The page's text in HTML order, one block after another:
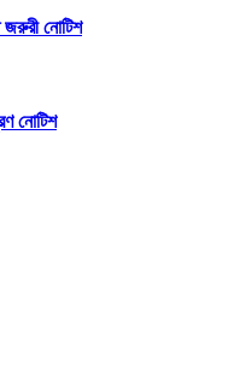
জরুরী নোটিশ
নোটিশ